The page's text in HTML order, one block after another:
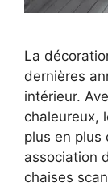
La
dernières
intérieur.
chaleureux,
plus en plus
association
chaises